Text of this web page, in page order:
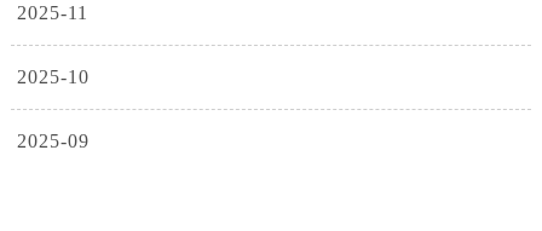
2025-11
2025-10
2025-09